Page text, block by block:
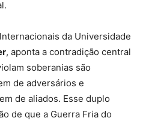
da Universidade
, aponta a contradição central
soberanias são
de adversários e
de aliados. Esse duplo
de que a Guerra Fria do